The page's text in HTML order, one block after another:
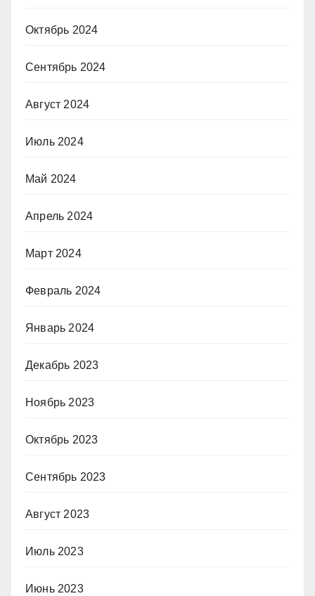
Октябрь 2024
Сентябрь 2024
Август 2024
Июль 2024
Май 2024
Апрель 2024
Март 2024
Февраль 2024
Январь 2024
Декабрь 2023
Ноябрь 2023
Октябрь 2023
Сентябрь 2023
Август 2023
Июль 2023
Июнь 2023